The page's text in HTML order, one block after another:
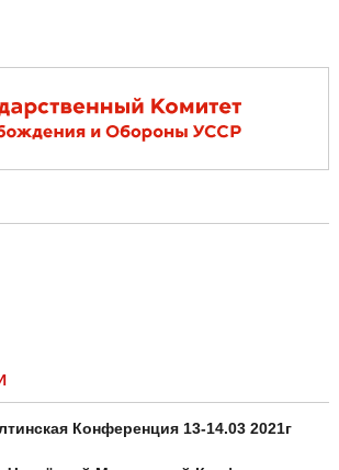
Конференция 13-14.03 2021г